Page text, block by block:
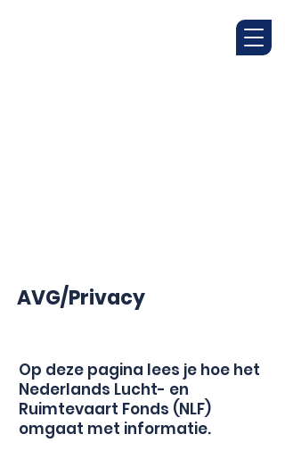
AVG/Privacy
Op deze pagina lees je hoe het
Nederlands Lucht- en
Ruimtevaart Fonds (NLF)
omgaat met informatie.